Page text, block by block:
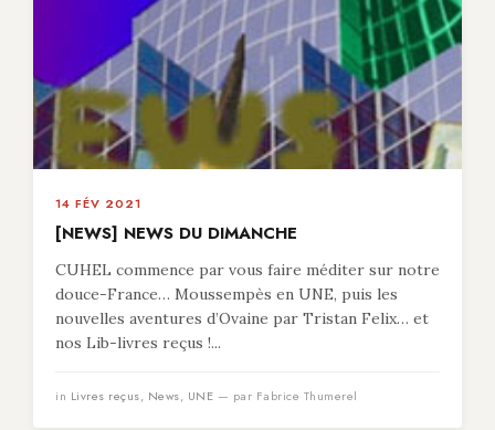
14 FÉV 2021
[NEWS] NEWS DU DIMANCHE
CUHEL commence par vous faire méditer sur notre
douce-France… Moussempès en UNE, puis les
nouvelles aventures d’Ovaine par Tristan Felix… et
nos Lib-livres reçus !...
in Livres reçus, News, UNE — par Fabrice Thumerel